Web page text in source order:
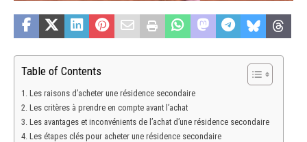
Table of Contents
Les raisons d’acheter une résidence secondaire
Les critères à prendre en compte avant l’achat
Les avantages et inconvénients de l’achat d’une résidence secondaire
Les étapes clés pour acheter une résidence secondaire